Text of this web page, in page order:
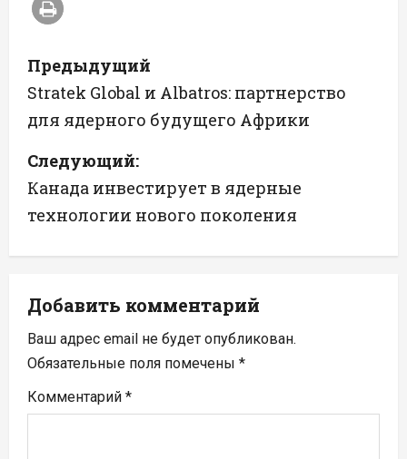
Н
а
в
и
г
а
и
я
п
Предыдущий
Stratek Global и Albatros: партнерство
для ядерного будущего Африки
Следующий:
Канада инвестирует в ядерные
технологии нового поколения
Добавить комментарий
Ваш адрес email не будет опубликован.
Обязательные поля помечены *
Комментарий *